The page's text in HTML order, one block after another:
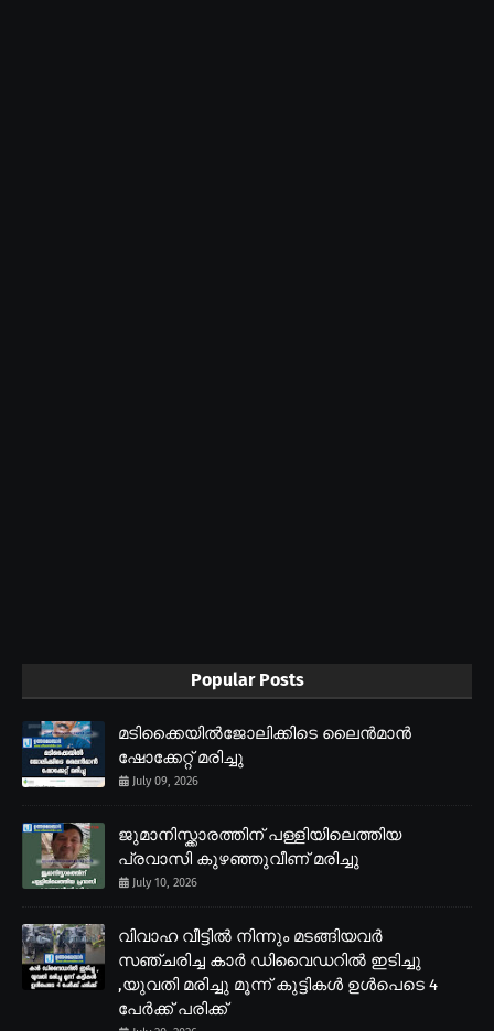
Popular Posts
മടിക്കൈയിൽജോലിക്കിടെ ലൈൻമാൻ
ഷോക്കേറ്റ് മരിച്ചു
July 09, 2026
ജുമാനിസ്ക്കാരത്തിന് പള്ളിയിലെത്തിയ
പ്രവാസി കുഴഞ്ഞുവീണ് മരിച്ചു
July 10, 2026
വിവാഹ വീട്ടിൽ നിന്നും മടങ്ങിയവർ
സഞ്ചരിച്ച കാർ ഡിവൈഡറിൽ ഇടിച്ചു
,യുവതി മരിച്ചു മൂന്ന് കുട്ടികൾ ഉൾപെടെ 4
പേർക്ക് പരിക്ക്